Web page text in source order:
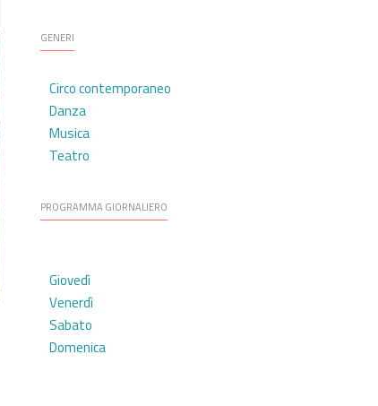
GENERI
Circo contemporaneo
Danza
Musica
Teatro
PROGRAMMA GIORNALIERO
Giovedì
Venerdì
Sabato
Domenica